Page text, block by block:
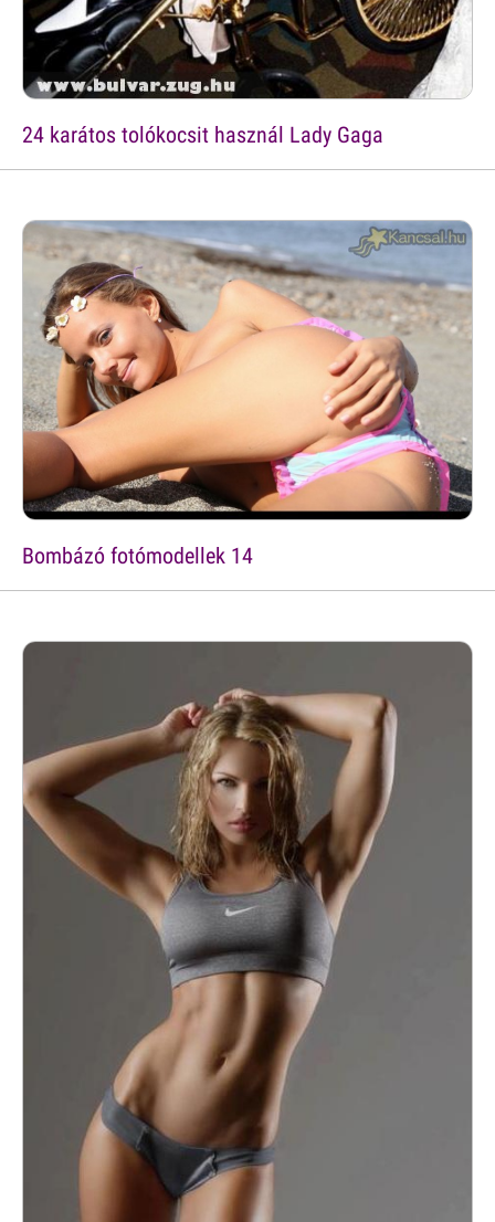
24 karátos tolókocsit használ Lady Gaga
Bombázó fotómodellek 14